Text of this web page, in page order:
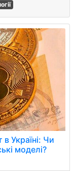
Україні: Чи
моделі?